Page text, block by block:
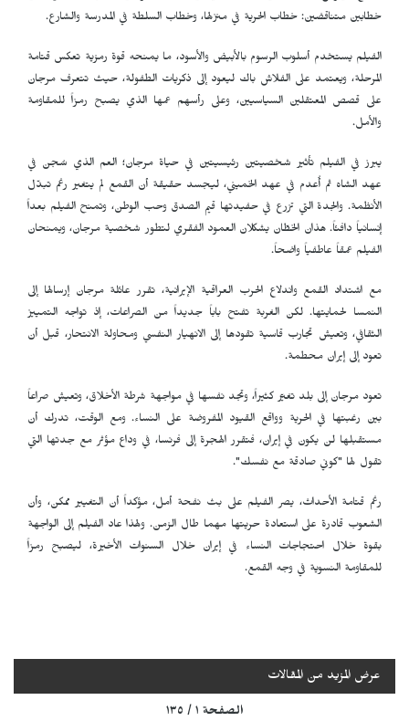
خطابين متناقضين: خطاب الحرية في منزلها، وخطاب السلطة في المدرسة والشارع.
الفيلم يستخدم أسلوب الرسوم بالأبيض والأسود، ما يمنحه قوة رمزية تعكس قتامة
المرحلة، ويعتمد على الفلاش باك ليعود إلى ذكريات الطفولة، حيث تتعرف مرجان
على قصص المعتقلين السياسيين، وعلى رأسهم عمها الذي يصبح رمزاً للمقاومة
والأمل.
يبرز في الفيلم تأثير شخصيتين رئيسيتين في حياة مرجان؛ العم الذي سُجن في
عهد الشاه ثم أُعدم في عهد الخميني، ليجسد حقيقة أن القمع لم يتغير رغم تبدّل
الأنظمة. والجدة التي تزرع في حفيدتها قيم الصدق وحب الوطن، وتمنح الفيلم بعداً
إنسانياً دافئاً. هذان الخطّان يشكلان العمود الفقري لتطور شخصية مرجان، ويمنحان
الفيلم عمقاً عاطفياً واضحاً.
مع اشتداد القمع واندلاع الحرب العراقية الإيرانية، تقرر عائلة مرجان إرسالها إلى
النمسا لحمايتها. لكن الغربة تفتح باباً جديداً من الصراعات، إذ تواجه التمييز
الثقافي، وتعيش تجارب قاسية تقودها إلى الانهيار النفسي ومحاولة الانتحار، قبل أن
تعود إلى إيران محطمة.
تعود مرجان إلى بلد تغيّر كثيراً، وتجد نفسها في مواجهة شرطة الأخلاق، وتعيش صراعاً
بين رغبتها في الحرية وواقع القيود المفروضة على النساء. ومع الوقت، تدرك أن
مستقبلها لن يكون في إيران، فتقرر الهجرة إلى فرنسا، في وداع مؤثر مع جدتها التي
تقول لها "كوني صادقة مع نفسك".
رغم قتامة الأحداث، يصر الفيلم على بث نفحة أمل، مؤكداً أن التغيير ممكن، وأن
الشعوب قادرة على استعادة حريتها مهما طال الزمن. ولهذا عاد الفيلم إلى الواجهة
بقوة خلال احتجاجات النساء في إيران خلال السنوات الأخيرة، ليصبح رمزاً
للمقاومة النسوية في وجه القمع.
عرض المزيد من المقالات
الصفحة ١ / ١٣٥